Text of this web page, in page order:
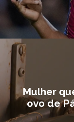
Mulher
ovo de